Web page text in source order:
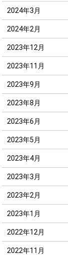
2024年3月
2024年2月
2023年12月
2023年11月
2023年9月
2023年8月
2023年6月
2023年5月
2023年4月
2023年3月
2023年2月
2023年1月
2022年12月
2022年11月